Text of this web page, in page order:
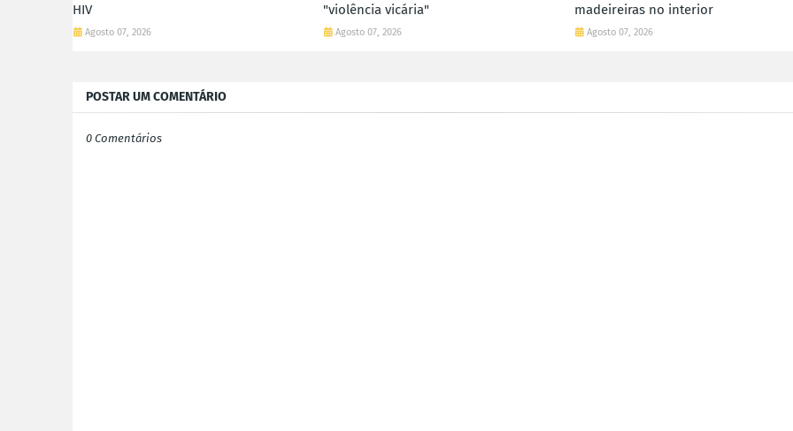
HIV
Agosto 07, 2026
"violência vicária"
Agosto 07, 2026
madeireiras no interior
Agosto 07, 2026
POSTAR UM COMENTÁRIO
0 Comentários